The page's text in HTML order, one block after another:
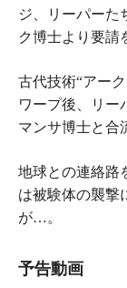
ジ、リーパーた
ク博士より要請
古代技術“アー
ワープ後、リー
マンサ博士と合
地球との連絡路
は被験体の襲撃
が…。
予告動画